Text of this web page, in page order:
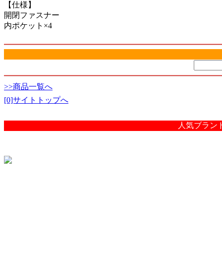
【仕様】
開閉ファスナー
内ポケット×4
>>商品一覧へ
[0]サイトトップへ
人気ブラン